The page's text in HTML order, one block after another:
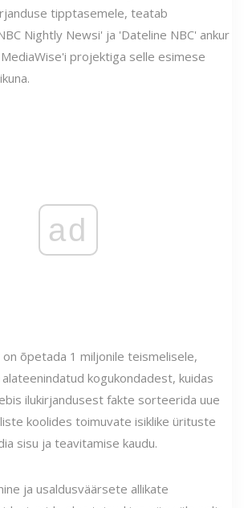
tipptasemele, teatab
Nightly Newsi' ja 'Dateline NBC' ankur
projektiga selle esimese
ad
õpetada 1 miljonile teismelisele,
kogukondadest, kuidas
ilukirjandusest fakte sorteerida uue
koolides toimuvate isiklike ürituste
sisu ja teavitamise kaudu.
ja usaldusväärsete allikate